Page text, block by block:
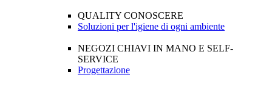
QUALITY CONOSCERE
Soluzioni per l'igiene di ogni ambiente
NEGOZI CHIAVI IN MANO E SELF-
SERVICE
Progettazione